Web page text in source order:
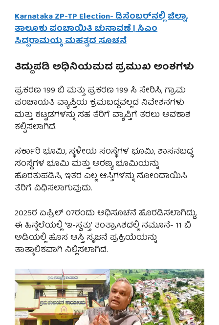
Karnataka ZP-TP Election- ಡಿಸೆಂಬರ್‌ನಲ್ಲಿ ಜಿಲ್ಲಾ,
ತಾಲೂಕು ಪಂಚಾಯಿತಿ ಚುನಾವಣೆ | ಸಿಎಂ
ಸಿದ್ದರಾಮಯ್ಯ ಮಹತ್ವದ ಸೂಚನೆ
ತಿದ್ದುಪಡಿ ಅಧಿನಿಯಮದ ಪ್ರಮುಖ ಅಂಶಗಳು
ಪ್ರಕರಣ 199 ಬಿ ಮತ್ತು ಪ್ರಕರಣ 199 ಸಿ ಸೇರಿಸಿ, ಗ್ರಾಮ
ಪಂಚಾಯತಿ ವ್ಯಾಪ್ತಿಯ ಕ್ರಮಬದ್ಧವಲ್ಲದ ನಿವೇಶನಗಳು
ಮತ್ತು ಕಟ್ಟಡಗಳನ್ನು ಸಹ ತೆರಿಗೆ ವ್ಯಾಪ್ತಿಗೆ ತರಲು ಅವಕಾಶ
ಕಲ್ಪಿಸಲಾಗಿದೆ.
ಸರ್ಕಾರಿ ಭೂಮಿ, ಸ್ಥಳೀಯ ಸಂಸ್ಥೆಗಳ ಭೂಮಿ, ಶಾಸನಬದ್ಧ
ಸಂಸ್ಥೆಗಳ ಭೂಮಿ ಮತ್ತು ಅರಣ್ಯ ಭೂಮಿಯನ್ನು
ಹೊರತುಪಡಿಸಿ, ಇತರ ಎಲ್ಲ ಆಸ್ತಿಗಳನ್ನು ನೋಂದಾಯಿಸಿ
ತೆರಿಗೆ ವಿಧಿಸಲಾಗುವುದು.
2025ರ ಏಪ್ರಿಲ್ 07ರಂದು ಅಧಿಸೂಚನೆ ಹೊರಡಿಸಲಾಗಿದ್ದು,
ಈ ಹಿನ್ನೆಲೆಯಲ್ಲಿ ‘ಇ-ಸ್ವತ್ತು’ ತಂತ್ರಾAಶದಲ್ಲಿ ನಮೂನೆ- 11 ಬಿ
ಅಡಿಯಲ್ಲಿ ಹೊಸ ಆಸ್ತಿ ಸೃಜನೆ ಪ್ರಕ್ರಿಯೆಯನ್ನು
ತಾತ್ಕಾಲಿಕವಾಗಿ ನಿಲ್ಲಿಸಲಾಗಿದೆ.